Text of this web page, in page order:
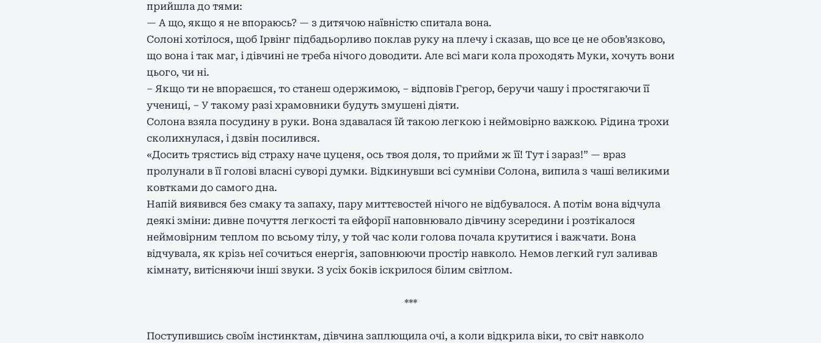
прийшла до тями:
— А що, якщо я не впораюсь? — з дитячою наївністю спитала вона.
Солоні хотілося, щоб Ірвінг підбадьорливо поклав руку на плечу і сказав, що все це не обов’язково,
що вона і так маг, і дівчині не треба нічого доводити. Але всі маги кола проходять Муки, хочуть вони
цього, чи ні.
– Якщо ти не впораєшся, то станеш одержимою, – відповів Грегор, беручи чашу і простягаючи її
учениці, – У такому разі храмовники будуть змушені діяти.
Солона взяла посудину в руки. Вона здавалася їй такою легкою і неймовірно важкою. Рідина трохи
сколихнулася, і дзвін посилився.
«Досить трястись від страху наче цуценя, ось твоя доля, то прийми ж її! Тут і зараз!” — враз
пролунали в її голові власні суворі думки. Відкинувши всі сумніви Солона, випила з чаші великими
ковтками до самого дна.
Напій виявився без смаку та запаху, пару миттєвостей нічого не відбувалося. А потім вона відчула
деякі зміни: дивне почуття легкості та ейфорії наповнювало дівчину зсередини і розтікалося
неймовірним теплом по всьому тілу, у той час коли голова почала крутитися і важчати. Вона
відчувала, як крізь неї сочиться енергія, заповнюючи простір навколо. Немов легкий гул заливав
кімнату, витісняючи інші звуки. З усіх боків іскрилося білим світлом.
***
Поступившись своїм інстинктам, дівчина заплющила очі, а коли відкрила віки, то світ навколо